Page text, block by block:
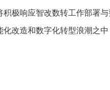
积极响应智改数转工作部署
化改造和数字化转型浪潮之